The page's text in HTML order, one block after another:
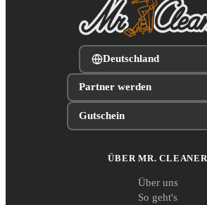
Deutschland
Partner werden
Gutschein
ÜBER MR. CLEANER
Über uns
So geht's